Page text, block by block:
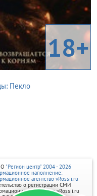
18+
Пекло
"Регион центр" 2004 - 2026
наполнение:
агентство vRossii.ru
о регистрации СМИ
агентства vRossii.ru